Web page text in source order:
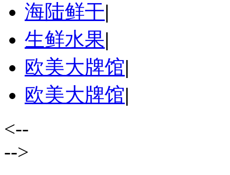
海陆鲜干|
生鲜水果|
欧美大牌馆|
欧美大牌馆|
<--
-->